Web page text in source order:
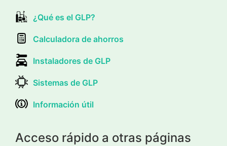
¿Qué es el GLP?
Calculadora de ahorros
Instaladores de GLP
Sistemas de GLP
Información útil
Acceso rápido a otras páginas